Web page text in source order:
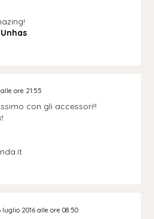
ore 21:55
con gli accessori!!
luglio 2016 alle ore 08:50